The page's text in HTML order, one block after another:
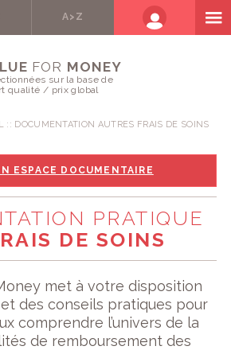
A>Z
FOR MONEY
sur la base de
qualité / prix global
DOCUMENTATION AUTRES FRAIS DE SOINS
ESPACE DOCUMENTAIRE
PRATIQUE
DE SOINS
met à votre disposition
des conseils pratiques pour
comprendre l’univers de la
de remboursement des